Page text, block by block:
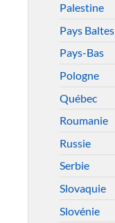
Palestine
Pays Baltes
Pays-Bas
Pologne
Québec
Roumanie
Russie
Serbie
Slovaquie
Slovénie